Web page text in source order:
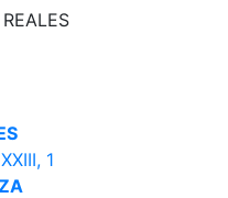
1